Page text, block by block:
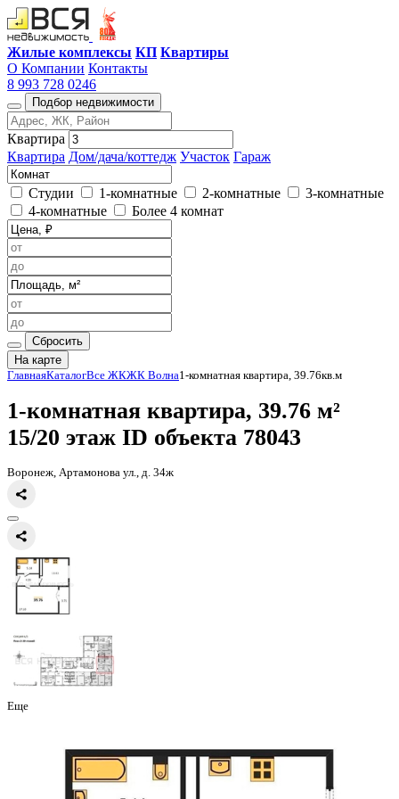
Жилые комплексы КП Квартиры
О Компании Контакты
8 993 728 0246
Подбор недвижимости
Квартира
Квартира Дом/дача/коттедж Участок Гараж
Студии 1-комнатные 2-комнатные
3-комнатные
4-комнатные
Более 4 комнат
Сбросить
На карте
Главная КаталогВсе ЖКЖК Волна
1-комнатная квартира, 39.76
15/20 этаж
Воронеж, Артамонова ул., д. 34ж